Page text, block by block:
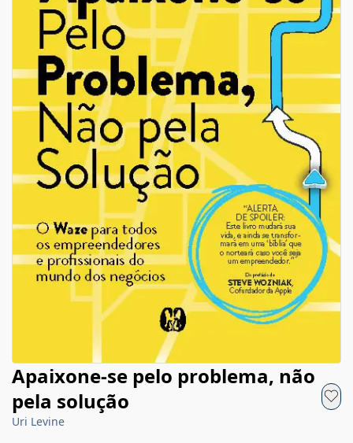
Apaixone-se pelo problema, não
pela solução
Uri Levine